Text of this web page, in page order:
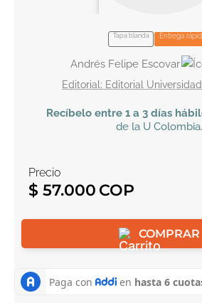
Tapa blanda Entrega
Andrés Felipe Escovar
Editorial
Recíbelo entre 1 a 3 días
de la U Colombia.
Precio
$ 57.000
COMPRAR